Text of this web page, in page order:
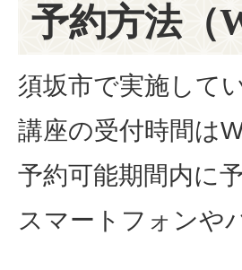
予約方法（
須坂市で実施して
講座の受付時間は
予約可能期間内に
スマートフォンや